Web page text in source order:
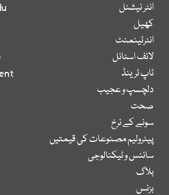
انٹر نیشنل
کھیل
انٹرٹینمنٹ
لائف اسٹائل
ٹاپ ٹرینڈ
دلچسپ و عجیب
صحت
سونے کے نرخ
پیٹرولیم مصنوعات کی قیمتیں
سائنس و ٹیکنالوجی
بلاگ
بزنس